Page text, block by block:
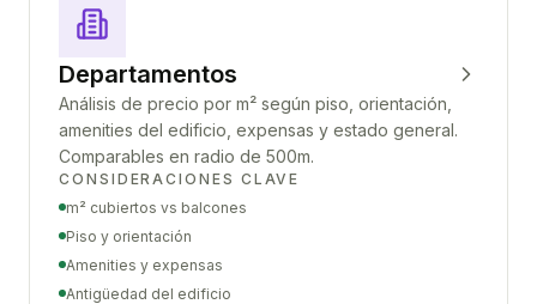
Departamentos
Análisis de precio por m² según piso, orientación,
amenities del edificio, expensas y estado general.
Comparables en radio de 500m.
CONSIDERACIONES CLAVE
m² cubiertos vs balcones
Piso y orientación
Amenities y expensas
Antigüedad del edificio